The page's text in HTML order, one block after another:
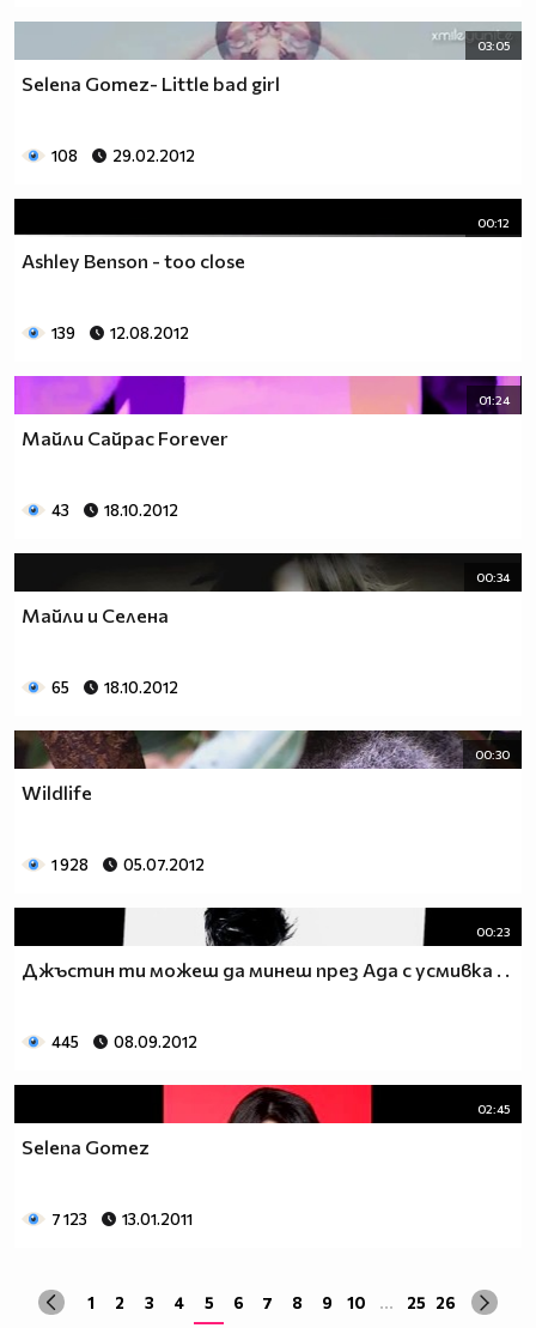
03:05
Selena Gomez- Little bad girl
108 29.02.2012
00:12
Ashley Benson - too close
139 12.08.2012
01:24
Майли Сайрас Forever
43 18.10.2012
00:34
Майли и Селена
65 18.10.2012
00:30
Wildlife
1 928 05.07.2012
00:23
Джъстин ти можеш да минеш през Ада с усмивка . .
445 08.09.2012
02:45
Selena Gomez
7 123 13.01.2011
1 2 3 4 5 6 7 8 9 10 ... 25 26